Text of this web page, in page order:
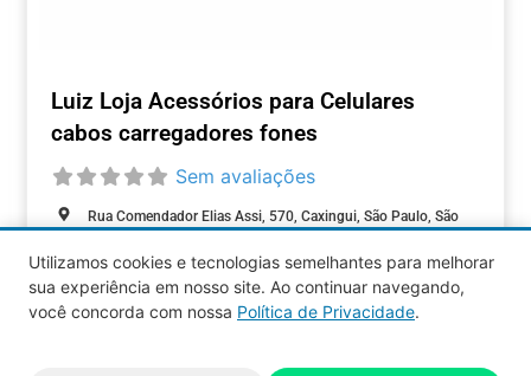
Luiz Loja Acessórios para Celulares
cabos carregadores fones
Sem avaliações
Rua Comendador Elias Assi, 570, Caxingui, São Paulo, São
COMÉRCIOS Closed today:
Utilizamos cookies e tecnologias semelhantes para melhorar
sua experiência em nosso site. Ao continuar navegando,
você concorda com nossa Política de Privacidade.